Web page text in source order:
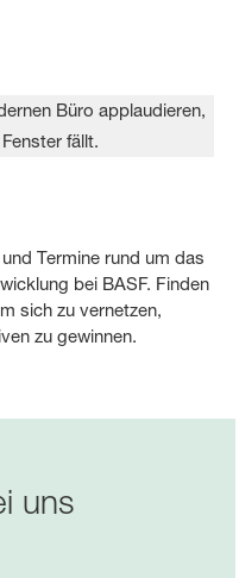
Termine rund um das
bei BASF. Finden
sich zu vernetzen,
zu gewinnen.
uns